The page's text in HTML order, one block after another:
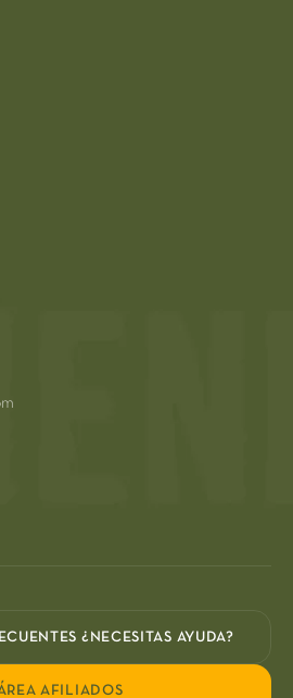
¿NECESITAS AYUDA?
AFILIADOS